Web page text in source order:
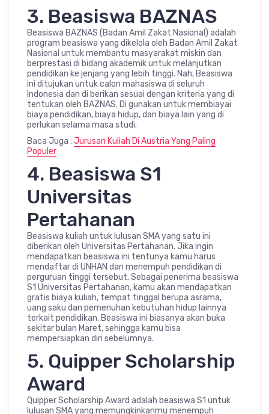
3. Beasiswa BAZNAS
Beasiswa BAZNAS (Badan Amil Zakat Nasional) adalah
program beasiswa yang dikelola oleh Badan Amil Zakat
Nasional untuk membantu masyarakat miskin dan
berprestasi di bidang akademik untuk melanjutkan
pendidikan ke jenjang yang lebih tinggi. Nah, Beasiswa
ini ditujukan untuk calon mahasiswa di seluruh
Indonesia dan di berikan sesuai dengan kriteria yang di
tentukan oleh BAZNAS. Di gunakan untuk membiayai
biaya pendidikan, biaya hidup, dan biaya lain yang di
perlukan selama masa studi.
Baca Juga : Jurusan Kuliah Di Austria Yang Paling
Populer
4. Beasiswa S1
Universitas
Pertahanan
Beasiswa kuliah untuk lulusan SMA yang satu ini
diberikan oleh Universitas Pertahanan. Jika ingin
mendapatkan beasiswa ini tentunya kamu harus
mendaftar di UNHAN dan menempuh pendidikan di
perguruan tinggi tersebut. Sebagai penerima beasiswa
S1 Universitas Pertahanan, kamu akan mendapatkan
gratis biaya kuliah, tempat tinggal berupa asrama,
uang saku dan pemenuhan kebutuhan hidup lainnya
terkait pendidikan. Beasiswa ini biasanya akan buka
sekitar bulan Maret, sehingga kamu bisa
mempersiapkan diri sebelumnya.
5. Quipper Scholarship
Award
Quipper Scholarship Award adalah beasiswa S1 untuk
lulusan SMA yang memungkinkanmu menempuh